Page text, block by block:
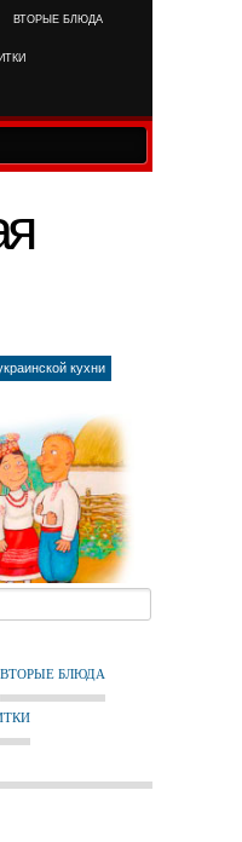
ВТОРЫЕ БЛЮДА
кухни
ВТОРЫЕ БЛЮДА